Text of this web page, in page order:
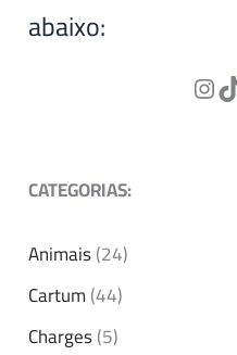
abaixo:
CATEGORIAS:
Animais(24)
Cartum(44)
Charges(5)